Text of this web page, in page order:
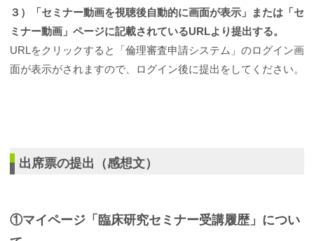
３）「セミナー動画を視聴後自動的に画面が表示」または「セ
ミナー動画」ページに記載されているURLより提出する。
URLをクリックすると「倫理審査申請システム」のログイン画
面が表示がされますので、ログイン後に提出をしてください。
出席票の提出（感想文）
①マイページ「臨床研究セミナー受講履歴」につい